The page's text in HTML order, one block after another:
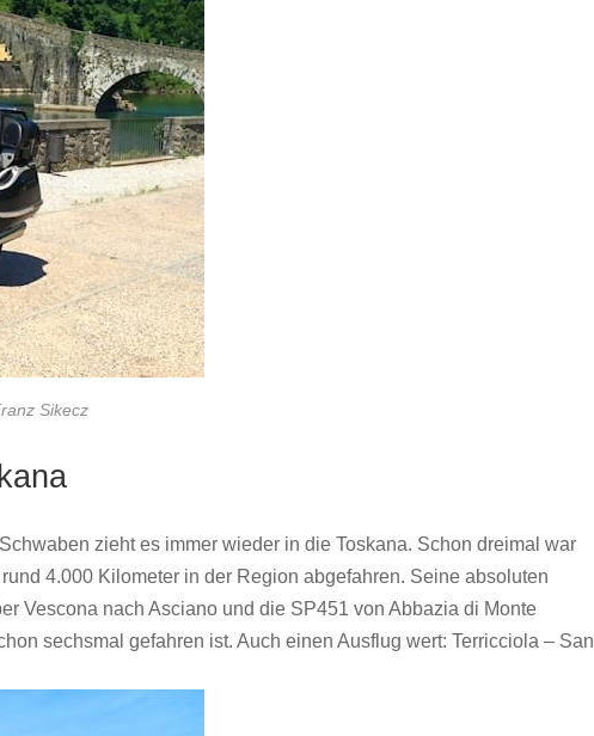
Sikecz
zieht es immer wieder in die Toskana. Schon dreimal war
4.000 Kilometer in der Region abgefahren. Seine absoluten
Vescona nach Asciano und die SP451 von Abbazia di Monte
sechsmal gefahren ist. Auch einen Ausflug wert: Terricciola – San